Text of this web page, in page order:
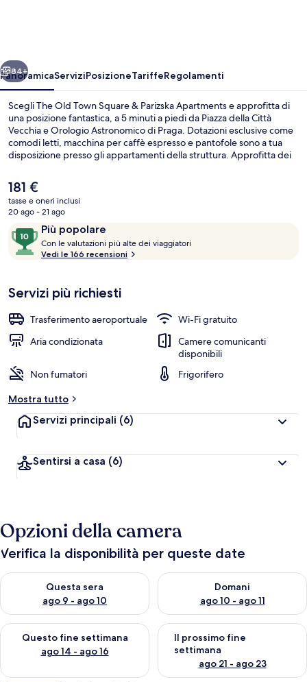
Parizska
Apartments
Avanti
84+
PanoramicaServiziPosizioneTariffeRegolamenti
Scegli The Old Town Square & Parizska Apartments e approfitta di
una posizione fantastica, a 5 minuti a piedi da Piazza della Città
Vecchia e Orologio Astronomico di Praga. Dotazioni esclusive come
comodi letti, macchina per caffè espresso e pantofole sono a tua
disposizione presso gli appartamenti della struttura. Approfitta dei
Fermata di Staroměstská a 5 min a piedi.
Il
prezzo
attuale
181 €
181 €
tasse e oneri inclusi
20 ago - 21 ago
RecensioniPiù popolare
10
su
10,
popolare
Con le valutazioni più alte dei viaggiatori
a
l
t
i
i
t
i
v
i
Vedi le 166 recensioni
Servizi più richiesti
Trasferimento aeroportuale
Wi-Fi gratuito
Aria condizionata
Camere comunicanti
disponibili
Non fumatori
Frigorifero
Mostra tutto
Servizi principali (6)
Sentirsi a casa (6)
Opzioni della camera
Verifica la disponibilità per queste date
Questa sera
ago 9 - ago 10
Verifica la disponibilità per questa sera, ago 9 - ago 10
Domani
ago 10 - ago 11
Verifica la disponibilità per
Questo fine settimana
ago 14 - ago 16
Verifica la disponibilità per questo fine settimana, ago 14 -
Il prossimo fine
settimana
ago 21 - ago 23
Verifica la disponibilità per il